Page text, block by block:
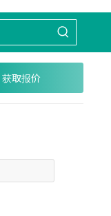
获取报价